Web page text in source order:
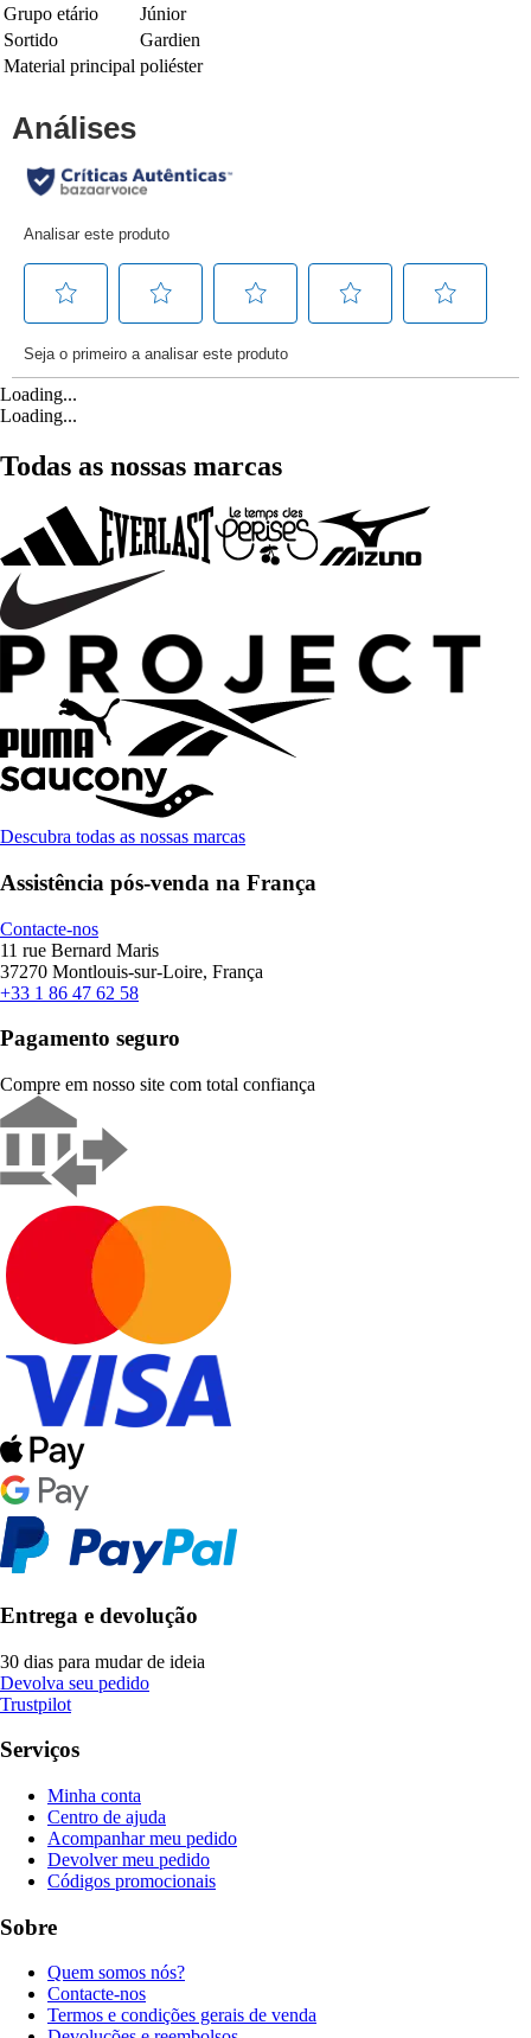
Grupo etário
Júnior
Sortido
Gardien
Material principal poliéster
Loading...
Loading...
Todas as nossas marcas
Descubra todas as nossas marcas
Assistência pós-venda na França
Contacte-nos
11 rue Bernard Maris
37270 Montlouis-sur-Loire, França
+33 1 86 47 62 58
Pagamento seguro
Compre em nosso site com total confiança
Entrega e devolução
30 dias para mudar de ideia
Devolva seu pedido
Trustpilot
Serviços
Minha conta
Centro de ajuda
Acompanhar meu pedido
Devolver meu pedido
Códigos promocionais
Sobre
Quem somos nós?
Contacte-nos
Termos e condições gerais de venda